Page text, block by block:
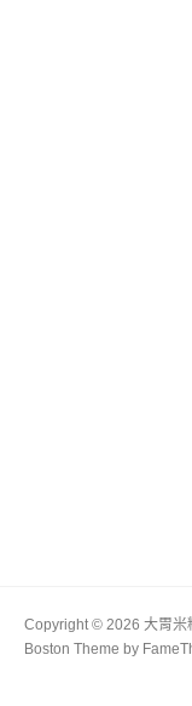
Copyright © 2026 大胃米
Boston Theme by